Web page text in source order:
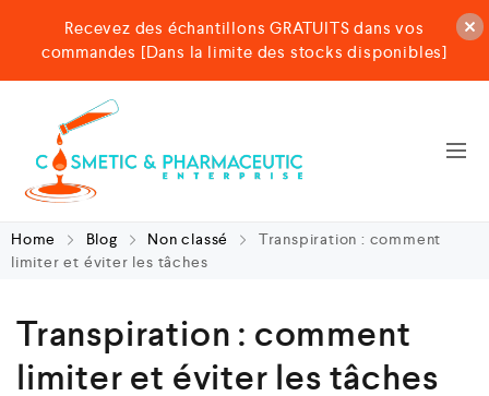
Home Blog Non classé
Transpiration : comment
limiter et éviter les tâches
Transpiration : comment
limiter et éviter les tâches
Recevez des échantillons GRATUITS dans vos
commandes [Dans la limite des stocks disponibles]